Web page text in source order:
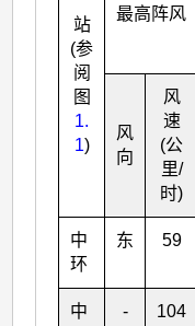
站
(参
阅
图
1.
1)
最高阵风
风
向
风
速
(公
里/
时)
中
环
东 59
中
- 104